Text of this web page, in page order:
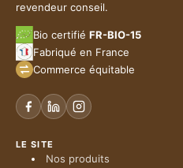
revendeur conseil.
Bio certifié FR-BIO-15
Fabriqué en France
Commerce équitable
LE SITE
Nos produits